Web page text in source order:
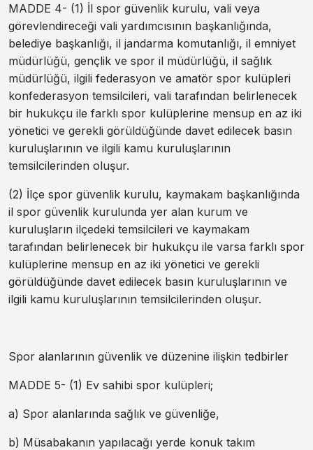
MADDE 4- (1) İl spor güvenlik kurulu, vali veya
görevlendireceği vali yardımcısının başkanlığında,
belediye başkanlığı, il jandarma komutanlığı, il emniyet
müdürlüğü, gençlik ve spor il müdürlüğü, il sağlık
müdürlüğü, ilgili federasyon ve amatör spor kulüpleri
konfederasyon temsilcileri, vali tarafından belirlenecek
bir hukukçu ile farklı spor kulüplerine mensup en az iki
yönetici ve gerekli görüldüğünde davet edilecek basın
kuruluşlarının ve ilgili kamu kuruluşlarının
temsilcilerinden oluşur.
(2) İlçe spor güvenlik kurulu, kaymakam başkanlığında
il spor güvenlik kurulunda yer alan kurum ve
kuruluşların ilçedeki temsilcileri ve kaymakam
tarafından belirlenecek bir hukukçu ile varsa farklı spor
kulüplerine mensup en az iki yönetici ve gerekli
görüldüğünde davet edilecek basın kuruluşlarının ve
ilgili kamu kuruluşlarının temsilcilerinden oluşur.
Spor alanlarının güvenlik ve düzenine ilişkin tedbirler
MADDE 5- (1) Ev sahibi spor kulüpleri;
a) Spor alanlarında sağlık ve güvenliğe,
b) Müsabakanın yapılacağı yerde konuk takım